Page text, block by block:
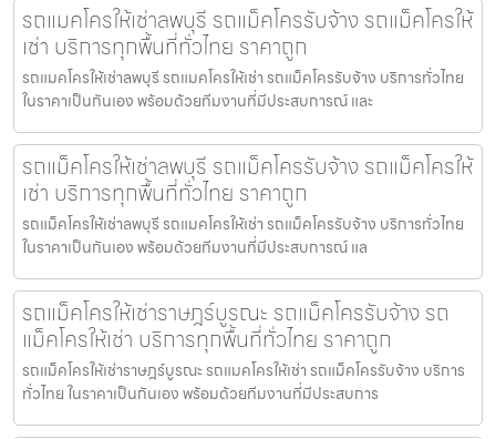
รถแมคโครให้เช่าลพบุรี รถแม็คโครรับจ้าง รถแม็คโครให้
เช่า บริการทุกพื้นที่ทั่วไทย ราคาถูก
รถแมคโครให้เช่าลพบุรี รถแมคโครให้เช่า รถแม็คโครรับจ้าง บริการทั่วไทย
ในราคาเป็นกันเอง พร้อมด้วยทีมงานที่มีประสบการณ์ และ
รถแม็คโครให้เช่าลพบุรี รถแม็คโครรับจ้าง รถแม็คโครให้
เช่า บริการทุกพื้นที่ทั่วไทย ราคาถูก
รถแม็คโครให้เช่าลพบุรี รถแมคโครให้เช่า รถแม็คโครรับจ้าง บริการทั่วไทย
ในราคาเป็นกันเอง พร้อมด้วยทีมงานที่มีประสบการณ์ แล
รถแม็คโครให้เช่าราษฎร์บูรณะ รถแม็คโครรับจ้าง รถ
แม็คโครให้เช่า บริการทุกพื้นที่ทั่วไทย ราคาถูก
รถแม็คโครให้เช่าราษฎร์บูรณะ รถแมคโครให้เช่า รถแม็คโครรับจ้าง บริการ
ทั่วไทย ในราคาเป็นกันเอง พร้อมด้วยทีมงานที่มีประสบการ